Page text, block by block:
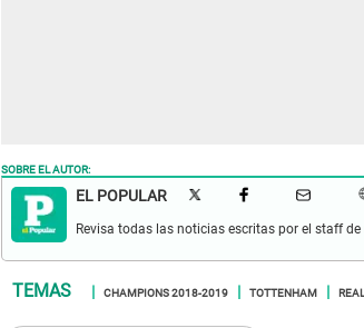
SOBRE EL AUTOR:
EL POPULAR
Revisa todas las noticias escritas por el staff
CHAMPIONS 2018-2019 TOTTENHAM